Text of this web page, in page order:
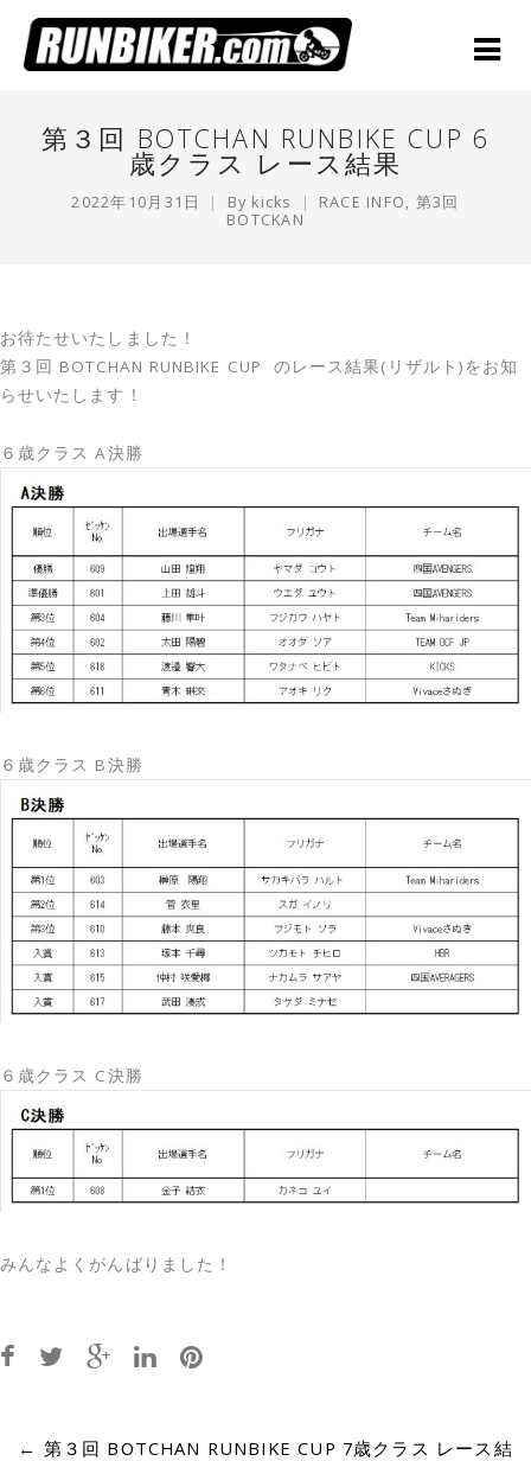
第３回 BOTCHAN RUNBIKE CUP 6
歳クラス レース結果
2022年10月31日 By kicks RACE INFO, 第3回
BOTCKAN
お待たせいたしました！
第３回 BOTCHAN RUNBIKE CUP のレース結果(リザルト)をお知
らせいたします！
６歳クラス A決勝
６歳クラス B決勝
６歳クラス C決勝
みんなよくがんばりました！
Post
← 第３回 BOTCHAN RUNBIKE CUP 7歳クラス レース結